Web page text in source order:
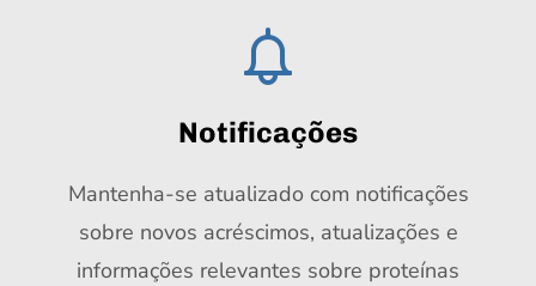
Notificações
Mantenha-se atualizado com notificações
sobre novos acréscimos, atualizações e
informações relevantes sobre proteínas